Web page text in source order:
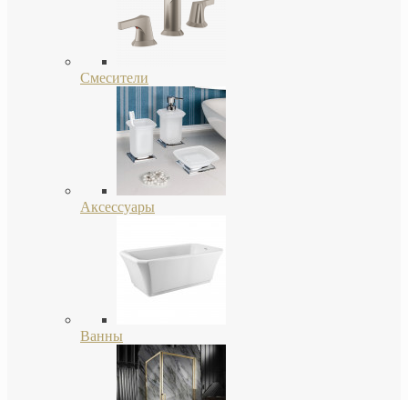
Смесители
Аксессуары
Ванны